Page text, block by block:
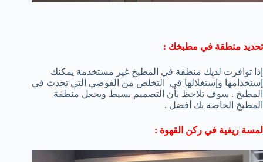
تحديد منطقة في مطبخك :
إذا توافرت لديك منطقة في المطبخ غير مستخدمة يمكنك
إستخدامها وإستغلالها في التخلص من الفوضي التي تحدث في
المطبخ . سوف تلاحظ بأن التصميم بسيط ويجعل منطقة
المطبخ الخاصة بك أفضل .
لمسة ريفية في ركن القهوة :